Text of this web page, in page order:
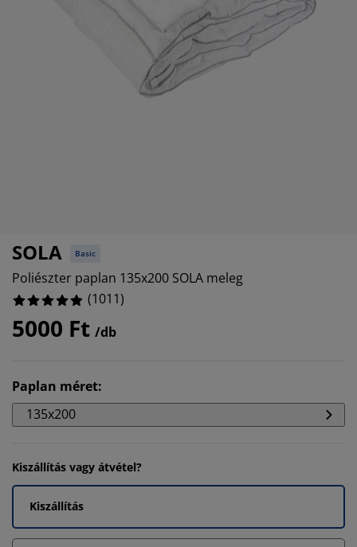
és kiegészítők
SOLA Basic
Poliészter paplan 135x200 SOLA meleg
(1011)
5000 Ft /db
Paplan méret:
135x200
Kiszállítás vagy átvétel?
Kiszállítás